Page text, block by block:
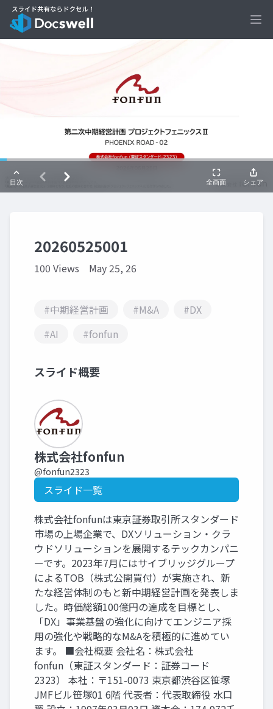
20260525001
100 Views May 25, 26
#中期経営計画 #M&A
#DX
#AI
#fonfun
スライド概要
株式会社fonfun
@fonfun2323
スライド一覧
株式会社fonfunは東京証券取引所スタンダード
市場の上場企業で、DXソリューション・クラ
ウドソリューションを展開するテックカンパニ
ーです。2023年7月にはサイブリッジグループ
によるTOB（株式公開買付）が実施され、新
たな経営体制のもと新中期経営計画を発表しま
した。時価総額100億円の達成を目標とし、
「DX」事業基盤の強化に向けてエンジニア採
用の強化や戦略的なM&Aを積極的に進めてい
ます。 ■会社概要 会社名：株式会社
fonfun（東証スタンダード：証券コード
2323） 本社：〒151-0073 東京都渋谷区笹塚
JMFビル笹塚01 6階 代表者：代表取締役 水口